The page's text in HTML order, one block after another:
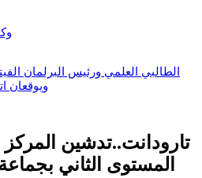
تارودانت..تدشين
المستوى الثاني